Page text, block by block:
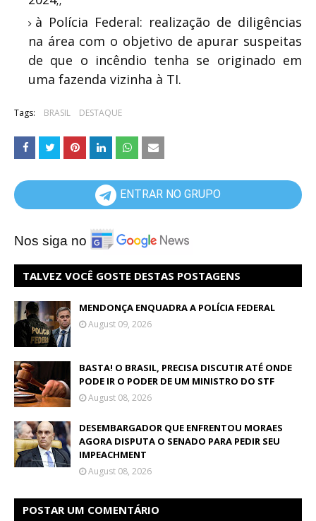
à Polícia Federal: realização de diligências
na área com o objetivo de apurar suspeitas
de que o incêndio tenha se originado em
uma fazenda vizinha à TI.
Tags: BRASIL DESTAQUE
ENTRAR NO GRUPO
Nos siga no
TALVEZ VOCÊ GOSTE DESTAS POSTAGENS
MENDONÇA ENQUADRA A POLÍCIA FEDERAL
August 09, 2026
BASTA! O BRASIL, PRECISA DISCUTIR ATÉ ONDE
PODE IR O PODER DE UM MINISTRO DO STF
August 08, 2026
DESEMBARGADOR QUE ENFRENTOU MORAES
AGORA DISPUTA O SENADO PARA PEDIR SEU
IMPEACHMENT
August 08, 2026
POSTAR UM COMENTÁRIO